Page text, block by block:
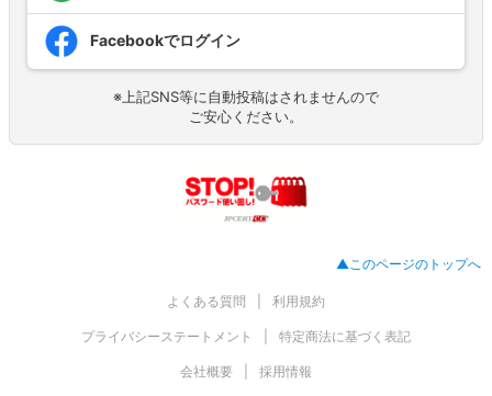
Facebookでログイン
※上記SNS等に自動投稿はされませんので
ご安心ください。
▲このページのトップへ
よくある質問 利用規約
プライバシーステートメント 特定商法に基づく表記
会社概要 採用情報